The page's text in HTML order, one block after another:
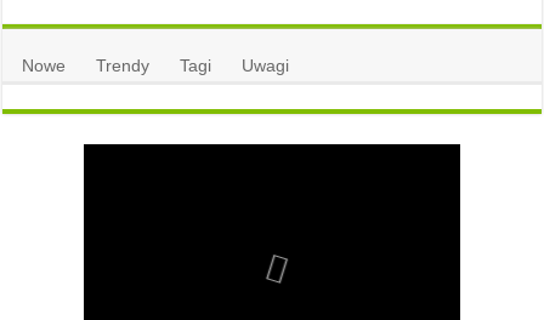
Nowe Trendy Tagi Uwagi